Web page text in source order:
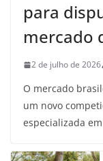
para
mercado
2 de julho de 2026
O mercado
um novo
especializada